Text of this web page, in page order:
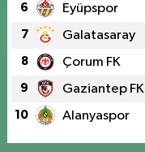
6 Eyüpspor
7 Galatasaray
8 Çorum FK
9 Gaziantep FK
10 Alanyaspor